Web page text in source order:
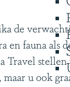
de
fauna als
Travel
u ook